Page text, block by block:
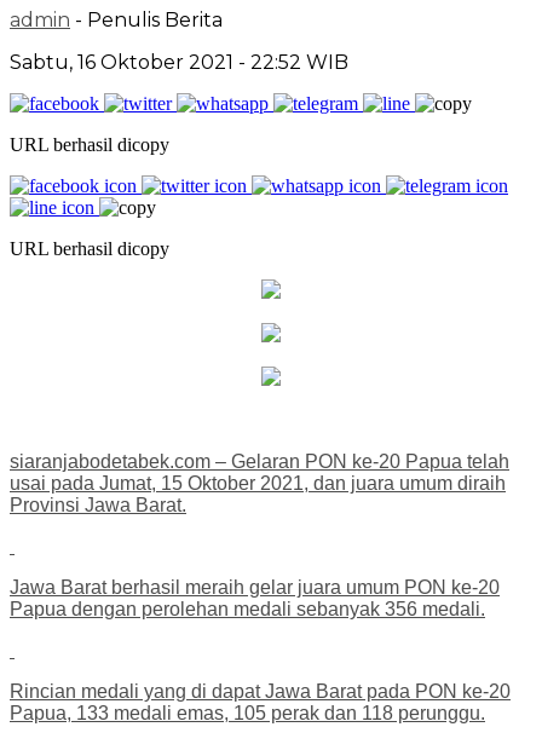
admin - Penulis Berita
Sabtu, 16 Oktober 2021 - 22:52 WIB
URL berhasil dicopy
URL berhasil dicopy
siaranjabodetabek.com – Gelaran PON ke-20 Papua telah
usai pada Jumat, 15 Oktober 2021, dan juara umum diraih
Provinsi Jawa Barat.
Jawa Barat berhasil meraih gelar juara umum PON ke-20
Papua dengan perolehan medali sebanyak 356 medali.
Rincian medali yang di dapat Jawa Barat pada PON ke-20
Papua, 133 medali emas, 105 perak dan 118 perunggu.